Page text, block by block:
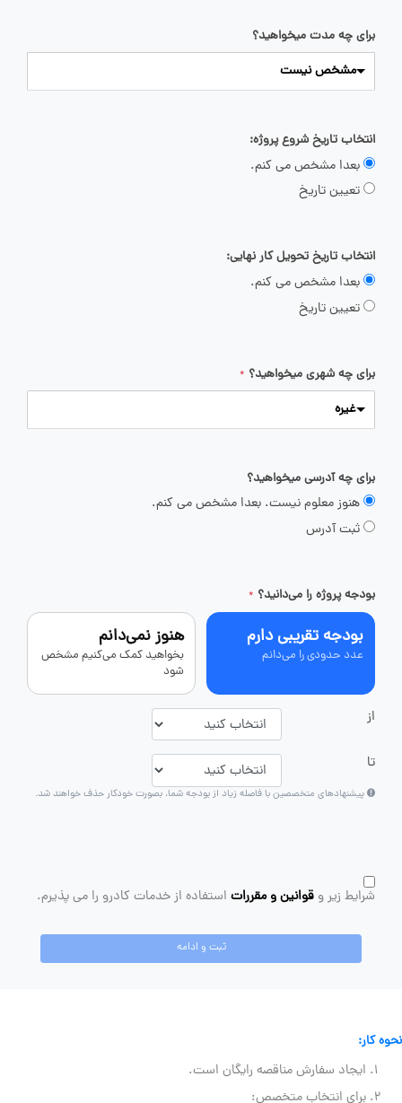
برای چه مدت میخواهید؟
مشخص نیست
انتخاب تاریخ شروع پروژه:
بعدا مشخص می کنم.
تعیین تاریخ
انتخاب تاریخ تحویل کار نهایی:
بعدا مشخص می کنم.
تعیین تاریخ
برای چه شهری میخواهید؟ *
غیره
برای چه آدرسی میخواهید؟
هنوز معلوم نیست. بعدا مشخص می کنم.
ثبت آدرس
بودجه پروژه را می‌دانید؟ *
بودجه تقریبی دارم
عدد حدودی را می‌دانم
هنوز نمی‌دانم
بخواهید کمک می‌کنیم مشخص
شود
از
تا
پیشنهادهای متخصصین با فاصله زیاد از بودجه شما، بصورت خودکار حذف خواهند شد.
شرایط زیر و قوانین و مقررات استفاده از خدمات کادرو را می پذیرم.
ثبت و ادامه
نحوه کار:
ایجاد سفارش مناقصه رایگان است.
برای انتخاب متخصص: